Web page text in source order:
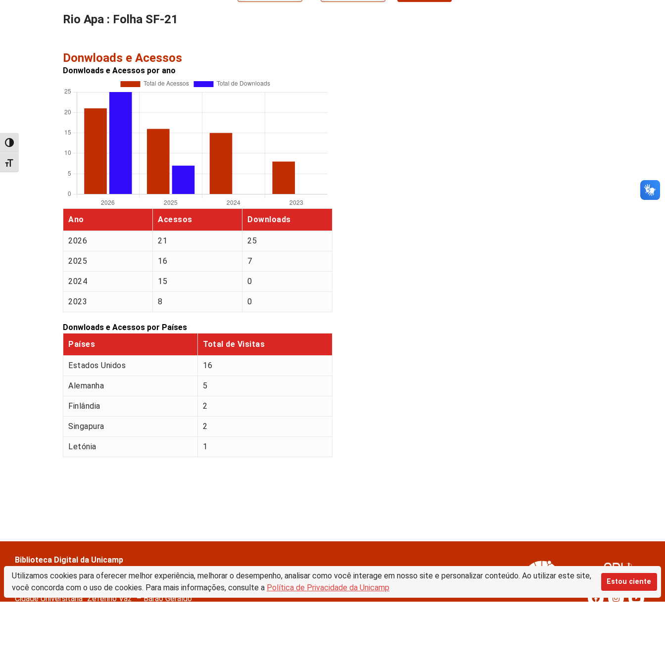
Utilizamos cookies para oferecer melhor experiência, melhorar o desempenho, analisar como você interage em nosso site e personalizar conteúdo. Ao utilizar este site,
você concorda com o uso de cookies. Para mais informações, consulte a Política de Privacidade da Unicamp
Estou ciente
Alternar alto contraste
Alternar tamanho da fonte
Rio Apa : Folha SF-21
Donwloads e Acessos
Donwloads e Acessos por ano
Ano Acessos Downloads
2026 21 25
2025 16 7
2024 15 0
2023 8 0
Donwloads e Acessos por Países
Países
Total de Visitas
Estados Unidos 16
Alemanha 5
Finlândia 2
Singapura 2
Letónia 1
Biblioteca Digital da Unicamp
Prédio da Biblioteca Central Cesar Lattes
Rua Sérgio Buarque de Holanda, 421 – 1º piso
Cidade Universitária “Zeferino Vaz” – Barão Geraldo